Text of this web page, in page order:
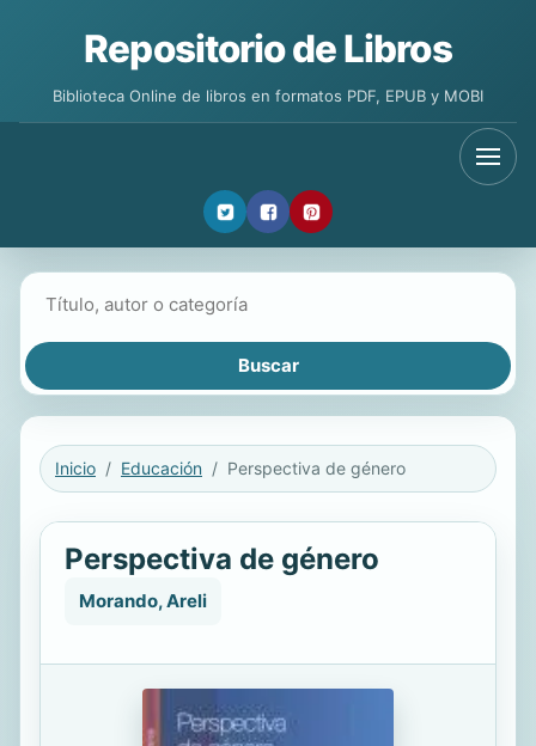
Repositorio de Libros
Biblioteca Online de libros en formatos PDF, EPUB y MOBI
Inicio Educación Perspectiva de género
Perspectiva de género
Morando, Areli